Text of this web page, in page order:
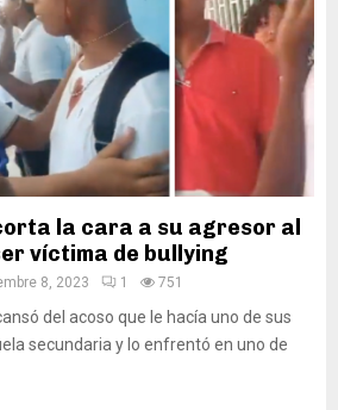
la cara a su agresor al
víctima de bullying
8, 2023 1 751
del acoso que le hacía uno de sus
secundaria y lo enfrentó en uno de